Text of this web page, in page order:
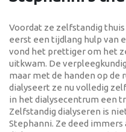
Voordat ze zelfstandig
eerst een tijdlang hulp van
vond het prettiger om het
uitkwam. De
maar met de handen op de
dialyseert ze nu volledig
in het dialysecentrum een
Zelfstandig dialyseren is
Stephanni. Ze deed